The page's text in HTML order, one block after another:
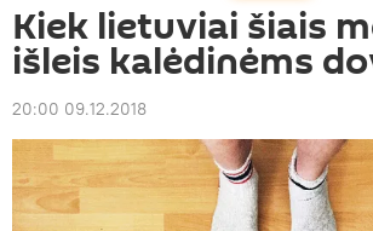
Kiek lietuviai šiais
išleis kalėdinėms
20:00 09.12.2018